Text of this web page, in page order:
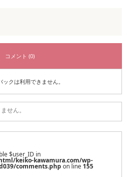
コメント (0)
ックは利用できません。
せん。
$user_ID in
keiko-kawamura.com/wp-
comments.php on line 155